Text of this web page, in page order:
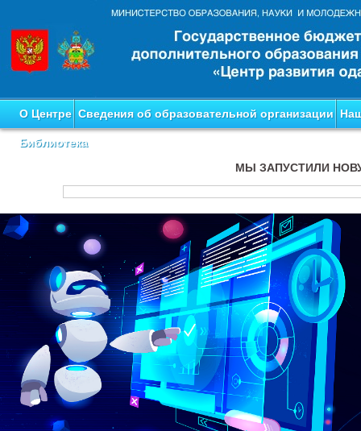
О Центре Сведения об образовательной организации
Библиотека
МЫ ЗАПУСТИЛИ